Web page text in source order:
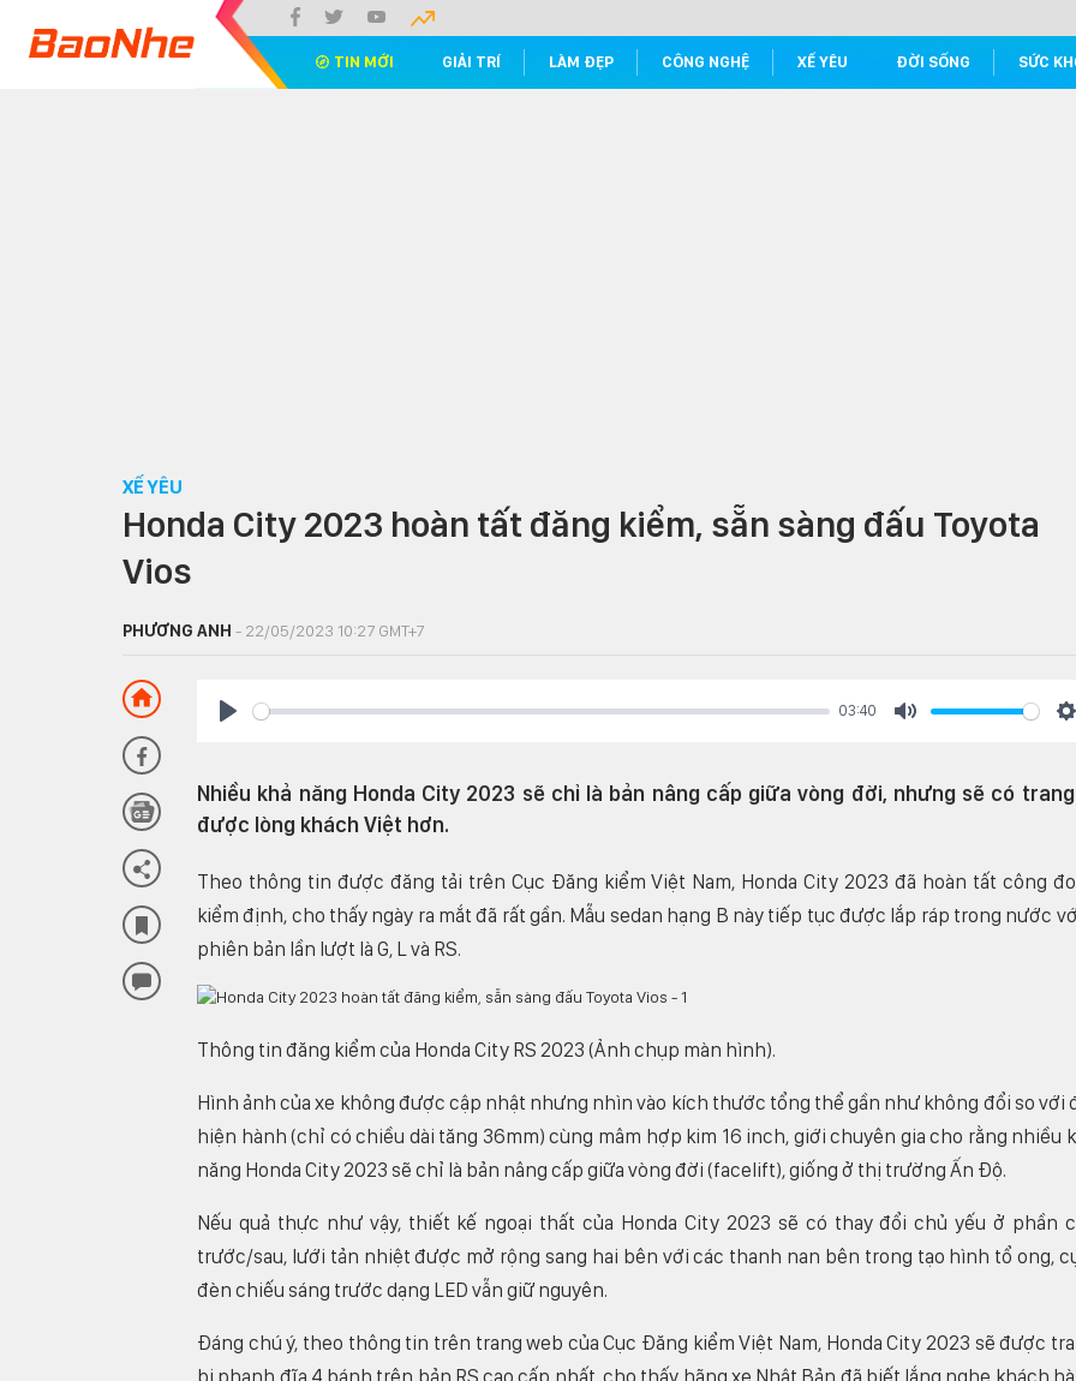
TIN MỚI GIẢI TRÍ LÀM ĐẸP CÔNG NGHỆ XẾ YÊU ĐỜI SỐNG SỨC
XẾ YÊU
Honda City 2023 hoàn tất đăng kiểm, sẵn sàng đấu Toyota
Vios
PHƯƠNG ANH - 22/05/2023 10:27 GMT+7
03:40
Nhiều khả năng Honda City 2023 sẽ chỉ là bản nâng cấp giữa vòng đời, nhưng sẽ có
được lòng khách Việt hơn.
Theo thông tin được đăng tải trên Cục Đăng kiểm Việt Nam, Honda City 2023 đã hoàn tất công
kiểm định, cho thấy ngày ra mắt đã rất gần. Mẫu sedan hạng B này tiếp tục được lắp ráp trong nước
phiên bản lần lượt là G, L và RS.
Thông tin đăng kiểm của Honda City RS 2023 (Ảnh chụp màn hình).
Hình ảnh của xe không được cập nhật nhưng nhìn vào kích thước tổng thể gần như không đổi so với
hiện hành (chỉ có chiều dài tăng 36mm) cùng mâm hợp kim 16 inch, giới chuyên gia cho rằng nhiều
năng Honda City 2023 sẽ chỉ là bản nâng cấp giữa vòng đời (facelift), giống ở thị trường Ấn Độ.
Nếu quả thực như vậy, thiết kế ngoại thất của Honda City 2023 sẽ có thay đổi chủ yếu ở phần
trước/sau, lưới tản nhiệt được mở rộng sang hai bên với các thanh nan bên trong tạo hình tổ ong,
đèn chiếu sáng trước dạng LED vẫn giữ nguyên.
Đáng chú ý, theo thông tin trên trang web của Cục Đăng kiểm Việt Nam, Honda City 2023 sẽ được
bị phanh đĩa 4 bánh trên bản RS cao cấp nhất, cho thấy hãng xe Nhật Bản đã biết lắng nghe khách